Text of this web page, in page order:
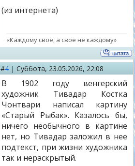
(из интернета)
«Каждому своё, а своё не каждому»
#4 | Суббота, 23.05.2026, 22:08
В 1902 году венгерский
художник Тивадар Костка
Чонтвари написал картину
«Старый Рыбак». Казалось бы,
ничего необычного в картине
нет, но Тивадар заложил в нее
подтекст, при жизни художника
так и нераскрытый.